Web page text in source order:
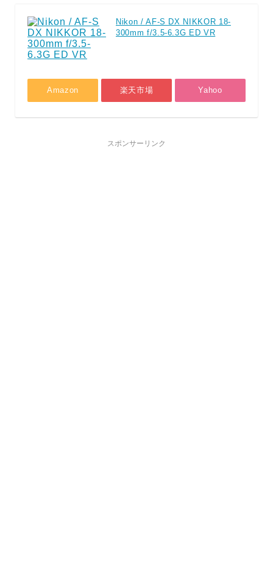
Nikon / AF-S DX NIKKOR 18-
300mm f/3.5-6.3G ED VR
Amazon 楽天市場 Yahoo
スポンサーリンク